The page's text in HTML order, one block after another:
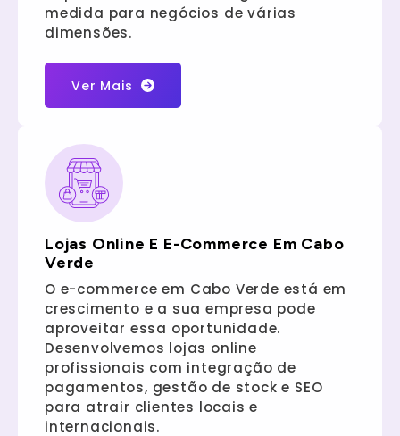
medida para negócios de várias
dimensões.
Ver Mais
Lojas Online E E-Commerce Em Cabo
Verde
O e-commerce em Cabo Verde está em
crescimento e a sua empresa pode
aproveitar essa oportunidade.
Desenvolvemos lojas online
profissionais com integração de
pagamentos, gestão de stock e SEO
para atrair clientes locais e
internacionais.